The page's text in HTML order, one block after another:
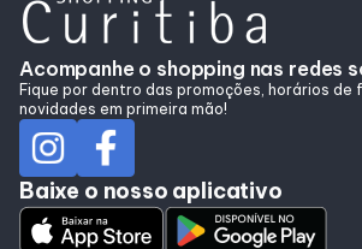
Acompanhe o shopping nas redes
Fique por dentro das promoções, horários de
novidades em primeira mão!
Baixe o nosso aplicativo